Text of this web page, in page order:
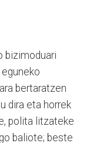
bizimoduari
bertaratzen
dira eta horrek
polita litzateke
baliote; beste